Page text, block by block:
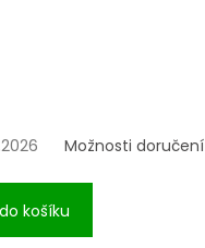
Možnosti doručení
košíku